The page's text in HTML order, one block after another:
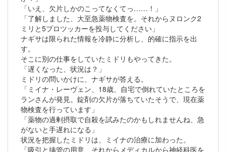
「いえ、欠片しかのこってなくてっ……！」
「了解しました、大至急薬物検査を。それからヌロンク2
ミリと5プロツッカーを投与してください」
ナギサは限られた情報を冷静に分析し、的確に指示を出
す。
そこに別の仕事をしていたミドリもやってきた。
「遅くなった、状況は？」
ミドリの問いかけに、ナギサが答える。
「ミイナ・レーヴェン、18歳、自宅で倒れていたところを
ランさんが発見。錠剤の欠片が落ちていたそうで、現在薬
物検査を行っています」
「薬物の過剰摂取で自殺を試みたのかもしれませんね、急
がないと手遅れになる」
状況を把握したミドリは、ミイナの治療に加わった。
「吸引と挿管の用意、それからメディカルから神経科医を